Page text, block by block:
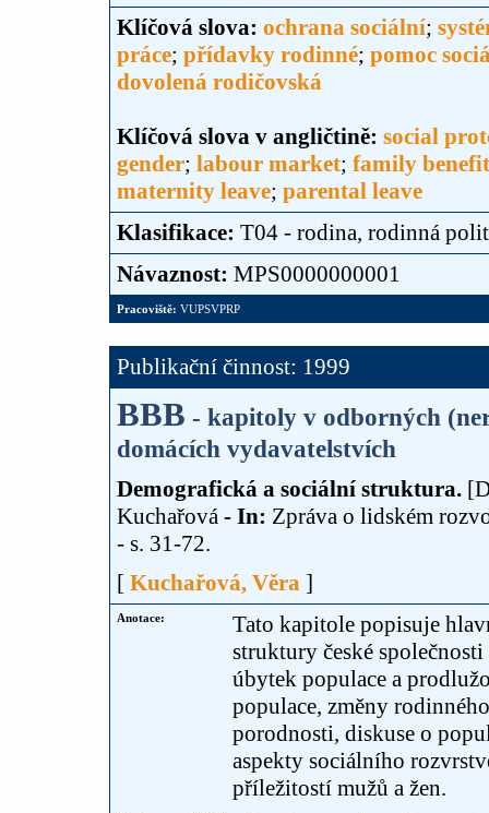
Klíčová slova: ochrana sociální;
práce; přídavky rodinné; pomoc
dovolená rodičovská
Klíčová slova v angličtině: social
gender; labour market; family
maternity leave; parental leave
Klasifikace: T04 - rodina, rodinná
Návaznost: MPS0000000001
Pracoviště: VUPSVPRP
Publikační činnost: 1999
BBB - kapitoly v odborných
domácích vydavatelstvích
Demografická a sociální struktura.
Kuchařová - In: Zpráva o lidském
- s. 31-72.
[ Kuchařová, Věra ]
Anotace:
Tato kapitole popisuje
struktury české
úbytek populace a
populace, změny
porodnosti, diskuse o
aspekty sociálního
příležitostí mužů a žen.